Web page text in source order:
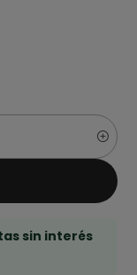
sin interés